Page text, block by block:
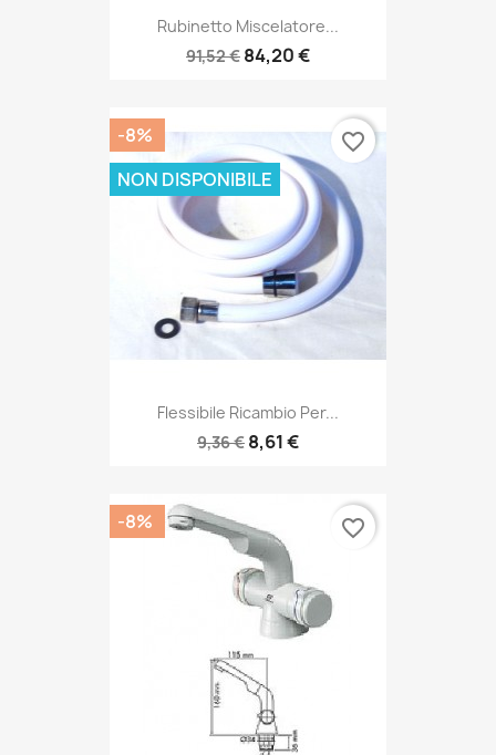
Rubinetto Miscelatore...
91,52 € 84,20 €
Flessibile Ricambio Per...
9,36 € 8,61 €
-8%
NON DISPONIBILE
favorite_border
-8% favorite_border